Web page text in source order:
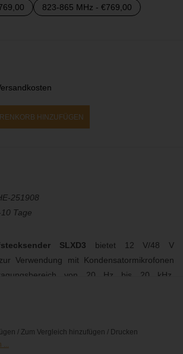
823-865 MHz - €769,00
HINZUFÜGEN
251908
Tage
SLXD3 bietet 12 V/48 V
Verwendung mit Kondensatormikrofonen
von 20 Hz bis 20 kHz.
an den SLXD5 Empfänger.
mit zwei AA-Batterien betrieben werden
/ Zum Vergleich hinzufügen / Drucken
...